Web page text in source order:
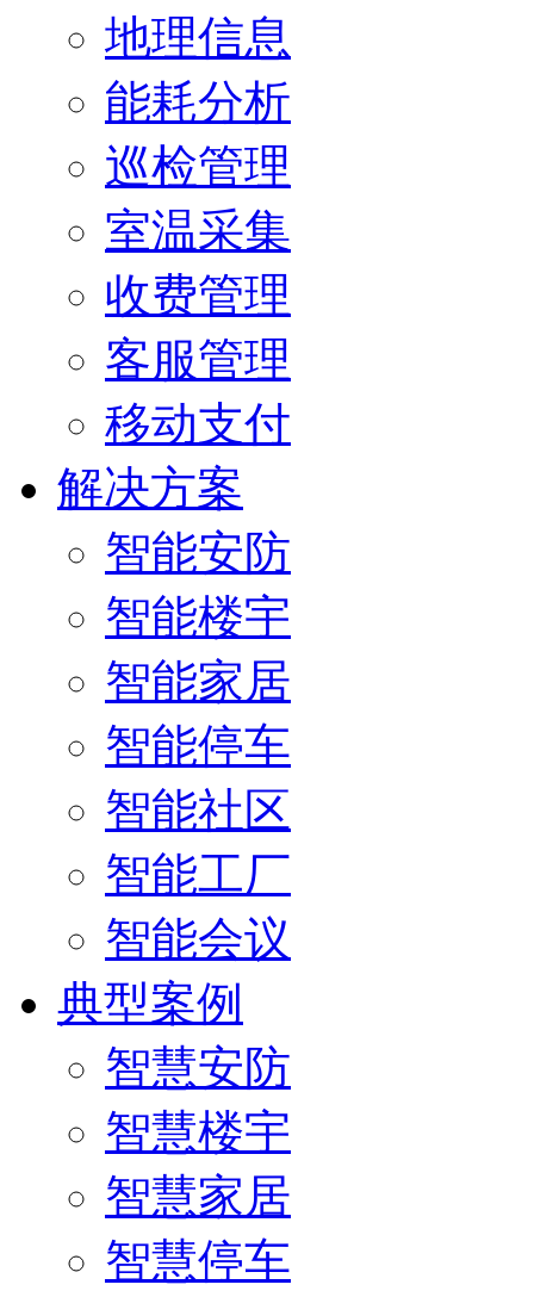
地理信息
能耗分析
巡检管理
室温采集
收费管理
客服管理
移动支付
解决方案
智能安防
智能楼宇
智能家居
智能停车
智能社区
智能工厂
智能会议
典型案例
智慧安防
智慧楼宇
智慧家居
智慧停车